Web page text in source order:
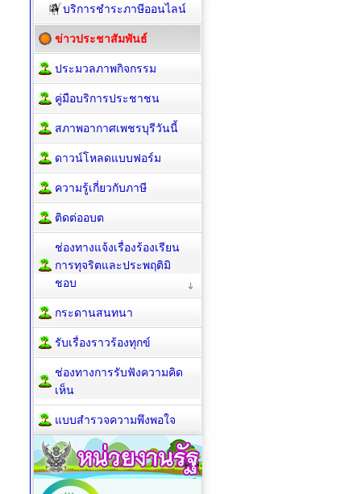
บริการชำระภาษีออนไลน์
ข่าวประชาสัมพันธ์
ประมวลภาพกิจกรรม
คู่มือบริการประชาชน
สภาพอากาศเพชรบุรีวันนี้
ดาวน์โหลดแบบฟอร์ม
ความรู้เกี่ยวกับภาษี
ติดต่ออบต
ช่องทางแจ้งเรื่องร้องเรียน
การทุจริตและประพฤติมิ
ชอบ
กระดานสนทนา
รับเรื่องราวร้องทุกข์
ช่องทางการรับฟังความคิด
เห็น
แบบสำรวจความพึงพอใจ